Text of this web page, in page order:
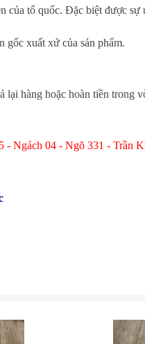
tổ quốc. Đặc biệt được sự
gốc xuất xứ của sản phẩm.
hàng hoặc hoàn tiền trong
- Ngách 04 - Ngõ 331 - Trần